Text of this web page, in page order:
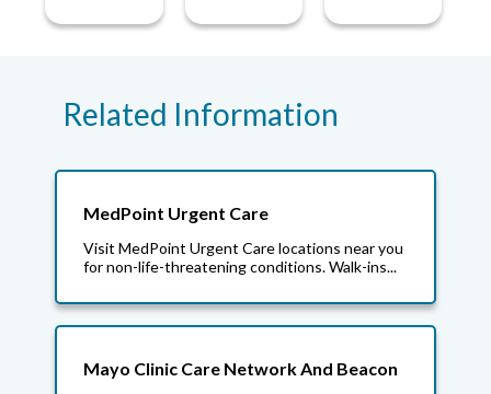
Related Information
MedPoint Urgent Care
Visit MedPoint Urgent Care locations near you
for non-life-threatening conditions. Walk-ins...
Mayo Clinic Care Network And Beacon